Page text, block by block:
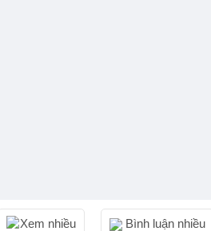
Xem nhiều Bình luận nhiều